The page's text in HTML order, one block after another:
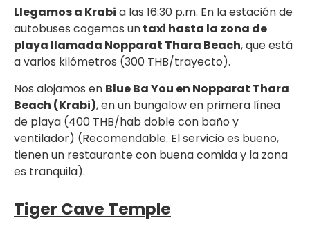
Llegamos a Krabi a las 16:30 p.m. En la estación de
autobuses cogemos untaxi hasta la zona de
playa llamada Nopparat Thara Beach, que está
a varios kilómetros (300 THB/trayecto).
Nos alojamos en Blue Ba You en Nopparat Thara
Beach (Krabi), en un bungalow en primera línea
de playa (400 THB/hab doble con baño y
ventilador) (Recomendable. El servicio es bueno,
tienen un restaurante con buena comida y la zona
es tranquila).
Tiger Cave Temple